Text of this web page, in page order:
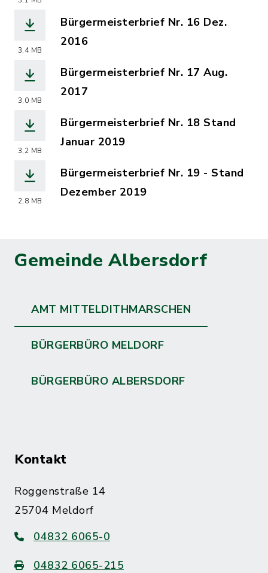
3,4 MB
Bürgermeisterbrief Nr. 16 Dez.
2016
3,0 MB
Bürgermeisterbrief Nr. 17 Aug.
2017
3,2 MB
Bürgermeisterbrief Nr. 18 Stand
Januar 2019
2,8 MB
Bürgermeisterbrief Nr. 19 - Stand
Dezember 2019
Gemeinde Albersdorf
AMT MITTELDITHMARSCHEN
BÜRGERBÜRO MELDORF
BÜRGERBÜRO ALBERSDORF
Kontakt
Roggenstraße 14
25704 Meldorf
04832 6065-0
04832 6065-215